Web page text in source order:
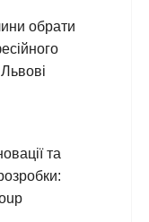
обрати
та